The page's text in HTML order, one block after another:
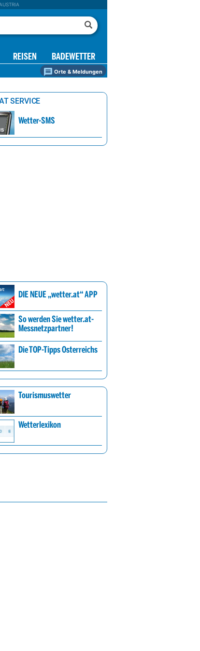
REISEN BADEWETTER
Orte & Meldungen
SERVICE
Wetter-SMS
DIE NEUE „wetter.at“ APP
So werden Sie wetter.at-
Messnetzpartner!
Die TOP-Tipps Österreichs
Tourismuswetter
Wetterlexikon